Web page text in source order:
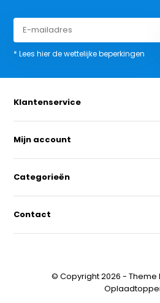
* Lees hier de wettelijke beperkingen
Klantenservice
Mijn account
Categorieën
Contact
© Copyright 2026 - Theme